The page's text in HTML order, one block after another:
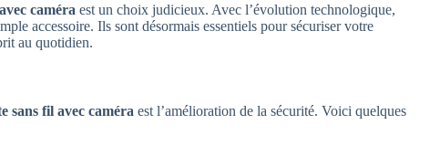
caméra est un choix judicieux. Avec l’évolution technologique,
accessoire. Ils sont désormais essentiels pour sécuriser votre
au quotidien.
sans fil avec caméra est l’amélioration de la sécurité. Voici quelques